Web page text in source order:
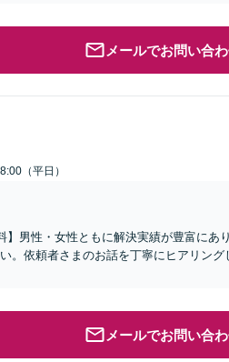
メールでお問い合
（平日）
男性・女性ともに解決実績が豊富にあ
。依頼者さまのお話を丁寧にヒアリン
メールでお問い合